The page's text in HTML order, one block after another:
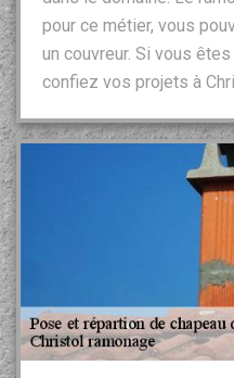
pour ce métier, vous
un couvreur. Si vous
confiez vos projets à